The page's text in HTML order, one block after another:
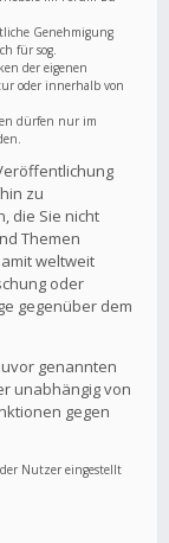
Genehmigung
für sog.
der eigenen
oder innerhalb von
dürfen nur im
zu
die Sie nicht
Themen
weltweit
oder
gegenüber dem
genannten
unabhängig von
gegen
Nutzer eingestellt